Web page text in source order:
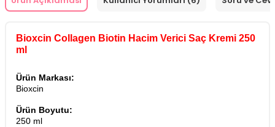
Bioxcin Collagen Biotin Hacim Verici Saç Kremi 250
ml
Ürün Markası:
Bioxcin
Ürün Boyutu:
250 ml